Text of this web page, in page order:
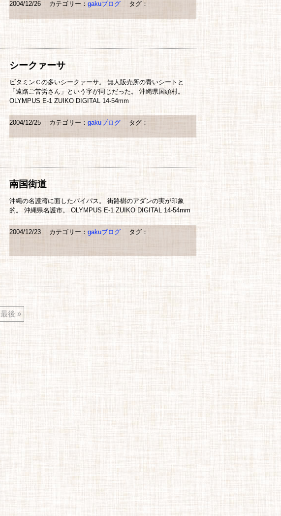
2004/12/26 カテゴリー： gakuブログ タグ：
シークァーサ
ビタミンＣの多いシークァーサ。 無人販売所の青いシートと
「遠路ご苦労さん」という字が同じだった。 沖縄県国頭村。
OLYMPUS E-1 ZUIKO DIGITAL 14-54mm
2004/12/25 カテゴリー： gakuブログ タグ：
南国街道
沖縄の名護湾に面したバイパス。 街路樹のアダンの実が印象
的。 沖縄県名護市。 OLYMPUS E-1 ZUIKO DIGITAL 14-54mm
2004/12/23 カテゴリー： gakuブログ タグ：
最後 »